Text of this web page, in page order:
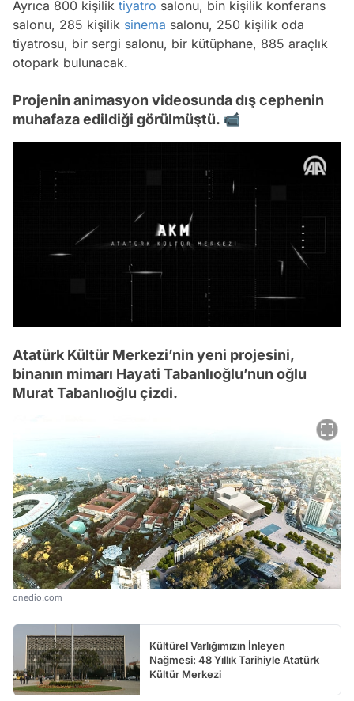
Ayrıca 800 kişilik tiyatro salonu, bin kişilik konferans
salonu, 285 kişilik sinema salonu, 250 kişilik oda
tiyatrosu, bir sergi salonu, bir kütüphane, 885 araçlık
otopark bulunacak.
Projenin animasyon videosunda dış cephenin
muhafaza edildiği görülmüştü. 📹
Atatürk Kültür Merkezi’nin yeni projesini,
binanın mimarı Hayati Tabanlıoğlu’nun oğlu
Murat Tabanlıoğlu çizdi.
onedio.com
Kültürel Varlığımızın İnleyen
Nağmesi: 48 Yıllık Tarihiyle Atatürk
Kültür Merkezi